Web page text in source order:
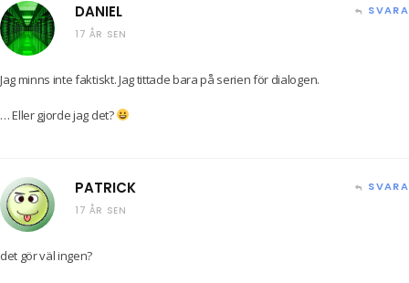
DANIEL
17 ÅR SEN
SVARA
Jag minns inte faktiskt. Jag tittade bara på serien för dialogen.
… Eller gjorde jag det?
PATRICK
17 ÅR SEN
SVARA
det gör väl ingen?